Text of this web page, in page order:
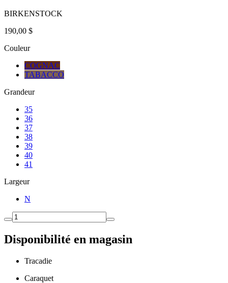
BIRKENSTOCK
190,00 $
Couleur
COGNAC
TABACCO
Grandeur
35
36
37
38
39
40
41
Largeur
N
Disponibilité en magasin
Tracadie
Caraquet